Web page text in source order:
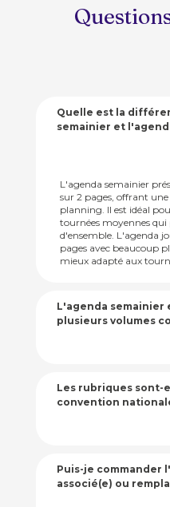
Quelle est la
semainier et
L'agenda semainier
sur 2 pages, offrant
planning. Il est idéal
tournées moyennes
d'ensemble. L'agenda
pages avec beaucoup
mieux adapté aux
L'agenda semainier
plusieurs volumes
Les rubriques sont-
convention
Puis-je commander
associé(e) ou